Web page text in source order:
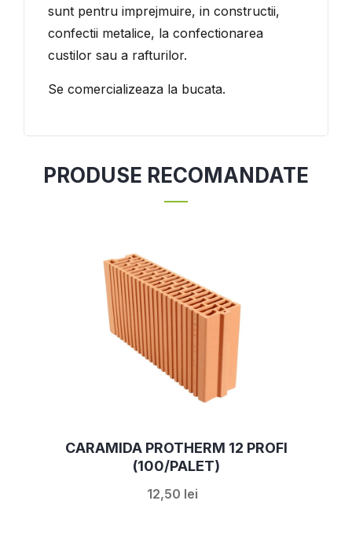
sunt pentru imprejmuire, in constructii,
confectii metalice, la confectionarea
custilor sau a rafturilor.
Se comercializeaza la bucata.
PRODUSE RECOMANDATE
CARAMIDA PROTHERM 12 PROFI
(100/PALET)
12,50 lei